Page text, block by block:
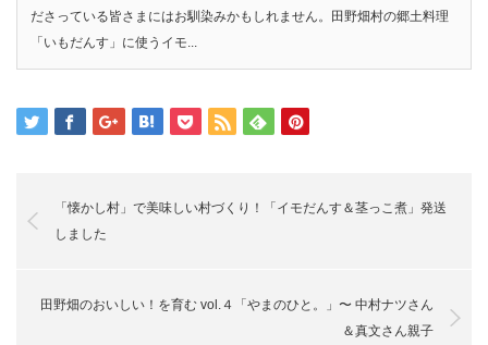
ださっている皆さまにはお馴染みかもしれません。田野畑村の郷土料理
「いもだんす」に使うイモ...
「懐かし村」で美味しい村づくり！「イモだんす＆茎っこ煮」発送
しました
田野畑のおいしい！を育む vol.４「やまのひと。」〜 中村ナツさん
＆真文さん親子